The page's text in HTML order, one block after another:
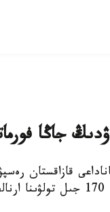
جاڭا
قازاقستان
(يبراھيم قۇنانباي ۇلى)